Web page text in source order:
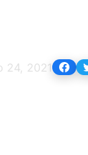
24, 2021